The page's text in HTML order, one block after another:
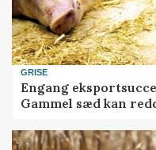
GRISE
Engang
Gammel sæd kan